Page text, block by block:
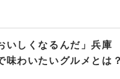
いしくなるんだ」兵庫
味わいたいグルメとは